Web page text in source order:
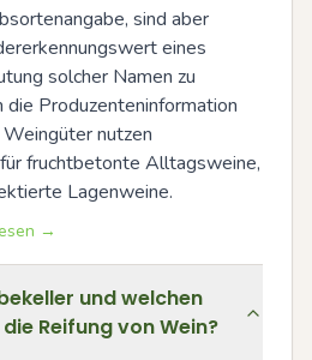
sind aber
eines
solcher Namen zu
Produzenteninformation
nutzen
fruchtbetonte Alltagsweine,
Lagenweine.
→
und welchen
Reifung von Wein?